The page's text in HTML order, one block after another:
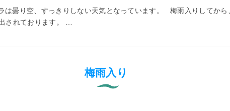
曇り空、すっきりしない天気となっています。 梅雨入りしてから
されております。 …
梅雨入り